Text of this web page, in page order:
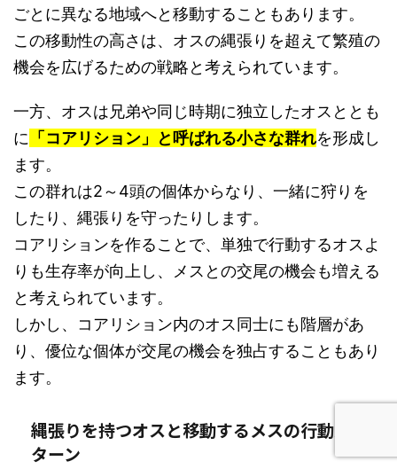
ごとに異なる地域へと移動することもあります。
この移動性の高さは、オスの縄張りを超えて繁殖の
機会を広げるための戦略と考えられています。
一方、オスは兄弟や同じ時期に独立したオスととも
に 「コアリション」と呼ばれる小さな群れを形成し
ます。
この群れは2～4頭の個体からなり、一緒に狩りを
したり、縄張りを守ったりします。
コアリションを作ることで、単独で行動するオスよ
りも生存率が向上し、メスとの交尾の機会も増える
と考えられています。
しかし、コアリション内のオス同士にも階層があ
り、優位な個体が交尾の機会を独占することもあり
ます。
縄張りを持つオスと移動するメスの行動パ
ターン